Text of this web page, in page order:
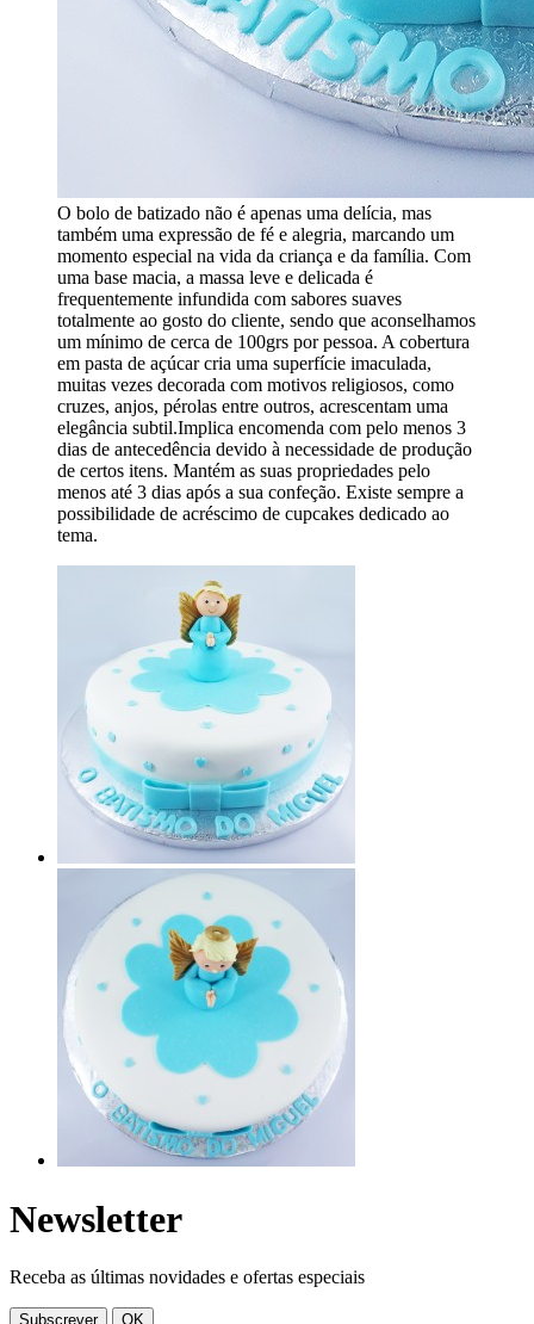
O bolo de batizado não é apenas uma delícia, mas
também uma expressão de fé e alegria, marcando um
momento especial na vida da criança e da família. Com
uma base macia, a massa leve e delicada é
frequentemente infundida com sabores suaves
totalmente ao gosto do cliente, sendo que aconselhamos
um mínimo de cerca de 100grs por pessoa. A cobertura
em pasta de açúcar cria uma superfície imaculada,
muitas vezes decorada com motivos religiosos, como
cruzes, anjos, pérolas entre outros, acrescentam uma
elegância subtil.Implica encomenda com pelo menos 3
dias de antecedência devido à necessidade de produção
de certos itens. Mantém as suas propriedades pelo
menos até 3 dias após a sua confeção. Existe sempre a
possibilidade de acréscimo de cupcakes dedicado ao
tema.
Newsletter
Receba as últimas novidades e ofertas especiais